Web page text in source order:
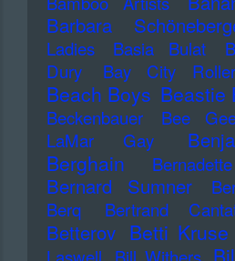
Barbara
Ladies
Basia Bulat
Dury
Bay City
Beach Boys Beastie
Beckenbauer Bee
LaMar Gay
Berghain
Bernard Sumner
Berq
Bertrand
Betterov Betti Kruse